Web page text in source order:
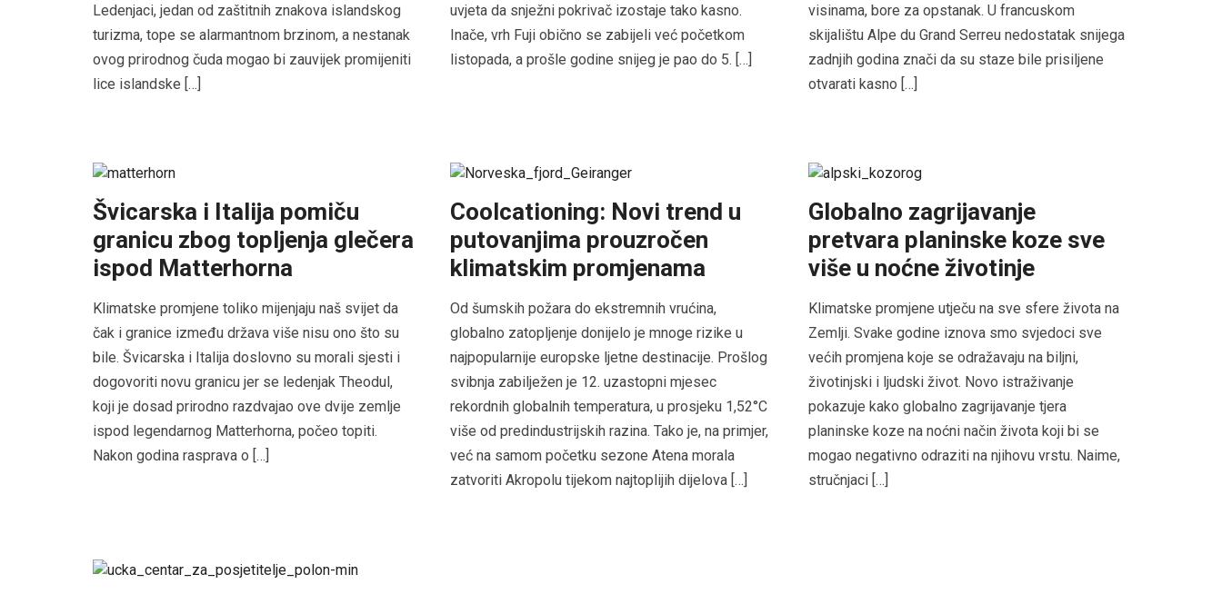
Ledenjaci, jedan od zaštitnih znakova islandskog
turizma, tope se alarmantnom brzinom, a nestanak
ovog prirodnog čuda mogao bi zauvijek promijeniti
lice islandske […]
uvjeta da snježni pokrivač izostaje tako kasno.
Inače, vrh Fuji obično se zabijeli već početkom
listopada, a prošle godine snijeg je pao do 5. […]
visinama, bore za opstanak. U francuskom
skijalištu Alpe du Grand Serreu nedostatak snijega
zadnjih godina znači da su staze bile prisiljene
otvarati kasno […]
Švicarska i Italija pomiču
granicu zbog topljenja glečera
ispod Matterhorna
Klimatske promjene toliko mijenjaju naš svijet da
čak i granice između država više nisu ono što su
bile. Švicarska i Italija doslovno su morali sjesti i
dogovoriti novu granicu jer se ledenjak Theodul,
koji je dosad prirodno razdvajao ove dvije zemlje
ispod legendarnog Matterhorna, počeo topiti.
Nakon godina rasprava o […]
Coolcationing: Novi trend u
putovanjima prouzročen
klimatskim promjenama
Od šumskih požara do ekstremnih vrućina,
globalno zatopljenje donijelo je mnoge rizike u
najpopularnije europske ljetne destinacije. Prošlog
svibnja zabilježen je 12. uzastopni mjesec
rekordnih globalnih temperatura, u prosjeku 1,52°C
više od predindustrijskih razina. Tako je, na primjer,
već na samom početku sezone Atena morala
zatvoriti Akropolu tijekom najtoplijih dijelova […]
Globalno zagrijavanje
pretvara planinske koze sve
više u noćne životinje
Klimatske promjene utječu na sve sfere života na
Zemlji. Svake godine iznova smo svjedoci sve
većih promjena koje se odražavaju na biljni,
životinjski i ljudski život. Novo istraživanje
pokazuje kako globalno zagrijavanje tjera
planinske koze na noćni način života koji bi se
mogao negativno odraziti na njihovu vrstu. Naime,
stručnjaci […]